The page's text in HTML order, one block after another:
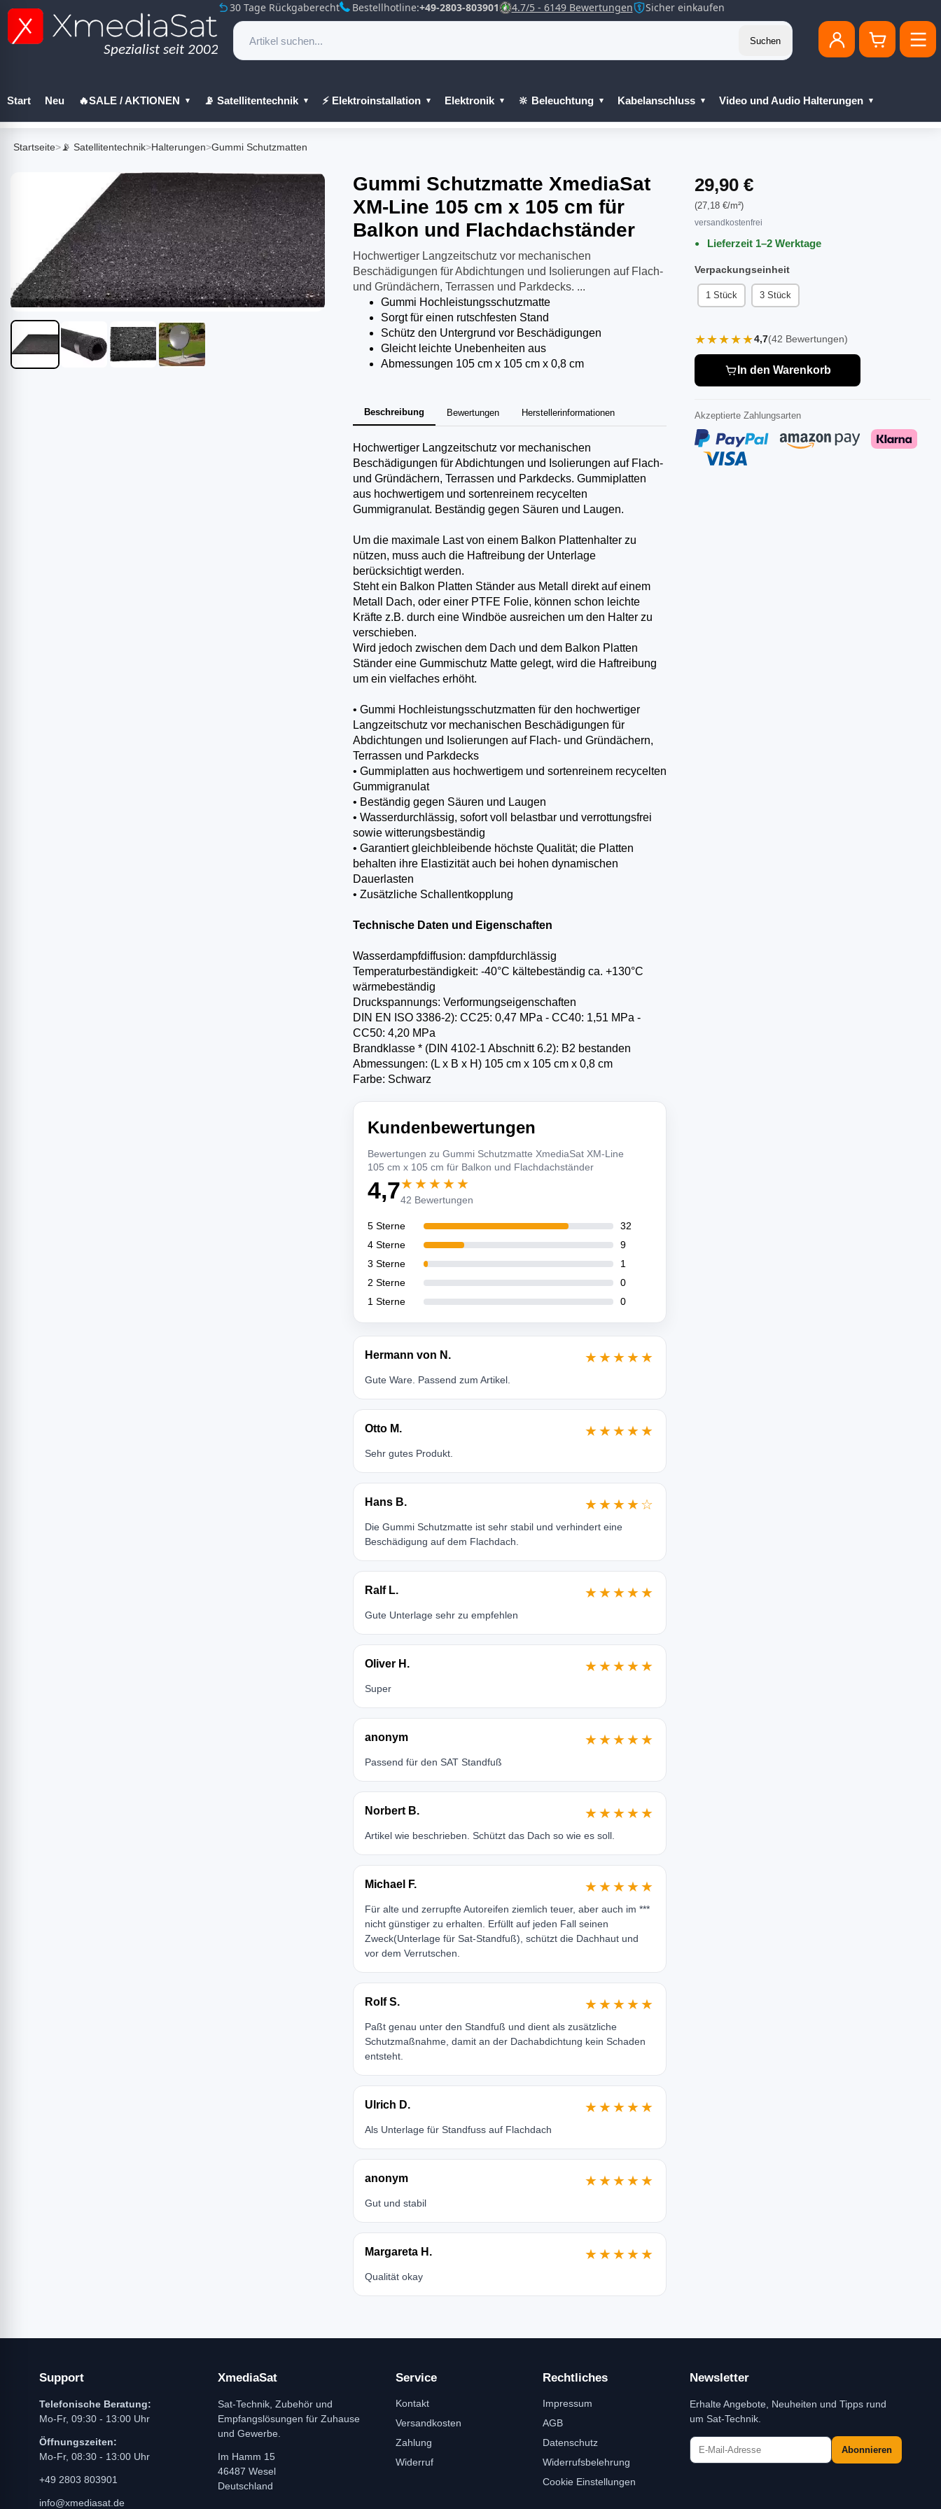
30 Tage Rückgaberecht Bestellhotline:+49-2803-803901 4.7/5 - 6149 Bewertungen Sicher einkaufen
Suchen
Start Neu 🔥SALE / AKTIONEN 📡 Satellitentechnik ⚡ Elektroinstallation Elektronik 🔆 Beleuchtung Kabelanschluss Video und Audio Halterungen
🔧 Werkzeug
Startseite>📡 Satellitentechnik>Halterungen>Gummi Schutzmatten
Gummi Schutzmatte XmediaSat
XM-Line 105 cm x 105 cm für
Balkon und Flachdachständer
Hochwertiger Langzeitschutz vor mechanischen
Beschädigungen für Abdichtungen und Isolierungen auf Flach-
und Gründächern, Terrassen und Parkdecks. ...
Gummi Hochleistungsschutzmatte
Sorgt für einen rutschfesten Stand
Schütz den Untergrund vor Beschädigungen
Gleicht leichte Unebenheiten aus
Abmessungen 105 cm x 105 cm x 0,8 cm
Beschreibung Bewertungen Herstellerinformationen
Hochwertiger Langzeitschutz vor mechanischen
Beschädigungen für Abdichtungen und Isolierungen auf Flach-
und Gründächern, Terrassen und Parkdecks. Gummiplatten
aus hochwertigem und sortenreinem recycelten
Gummigranulat. Beständig gegen Säuren und Laugen.
Um die maximale Last von einem Balkon Plattenhalter zu
nützen, muss auch die Haftreibung der Unterlage
berücksichtigt werden.
Steht ein Balkon Platten Ständer aus Metall direkt auf einem
Metall Dach, oder einer PTFE Folie, können schon leichte
Kräfte z.B. durch eine Windböe ausreichen um den Halter zu
verschieben.
Wird jedoch zwischen dem Dach und dem Balkon Platten
Ständer eine Gummischutz Matte gelegt, wird die Haftreibung
um ein vielfaches erhöht.
• Gummi Hochleistungsschutzmatten für den hochwertiger
Langzeitschutz vor mechanischen Beschädigungen für
Abdichtungen und Isolierungen auf Flach- und Gründächern,
Terrassen und Parkdecks
• Gummiplatten aus hochwertigem und sortenreinem recycelten
Gummigranulat
• Beständig gegen Säuren und Laugen
• Wasserdurchlässig, sofort voll belastbar und verrottungsfrei
sowie witterungsbeständig
• Garantiert gleichbleibende höchste Qualität; die Platten
behalten ihre Elastizität auch bei hohen dynamischen
Dauerlasten
• Zusätzliche Schallentkopplung
Technische Daten und Eigenschaften
Wasserdampfdiffusion: dampfdurchlässig
Temperaturbeständigkeit: -40°C kältebeständig ca. +130°C
wärmebeständig
Druckspannungs: Verformungseigenschaften
DIN EN ISO 3386-2): CC25: 0,47 MPa - CC40: 1,51 MPa -
CC50: 4,20 MPa
Brandklasse * (DIN 4102-1 Abschnitt 6.2): B2 bestanden
Abmessungen: (L x B x H) 105 cm x 105 cm x 0,8 cm
Farbe: Schwarz
Kundenbewertungen
Bewertungen zu Gummi Schutzmatte XmediaSat XM-Line
105 cm x 105 cm für Balkon und Flachdachständer
4,7★★★★★
42 Bewertungen
5 Sterne
32
4 Sterne
9
3 Sterne
1
2 Sterne
0
1 Sterne
0
Hermann von N. ★★★★★
Gute Ware. Passend zum Artikel.
Otto M. ★★★★★
Sehr gutes Produkt.
Hans B. ★★★★☆
Die Gummi Schutzmatte ist sehr stabil und verhindert eine
Beschädigung auf dem Flachdach.
Ralf L. ★★★★★
Gute Unterlage sehr zu empfehlen
Oliver H. ★★★★★
Super
anonym ★★★★★
Passend für den SAT Standfuß
Norbert B. ★★★★★
Artikel wie beschrieben. Schützt das Dach so wie es soll.
Michael F. ★★★★★
Für alte und zerrupfte Autoreifen ziemlich teuer, aber auch im ***
nicht günstiger zu erhalten. Erfüllt auf jeden Fall seinen
Zweck(Unterlage für Sat-Standfuß), schützt die Dachhaut und
vor dem Verrutschen.
Rolf S. ★★★★★
Paßt genau unter den Standfuß und dient als zusätzliche
Schutzmaßnahme, damit an der Dachabdichtung kein Schaden
entsteht.
Ulrich D. ★★★★★
Als Unterlage für Standfuss auf Flachdach
anonym ★★★★★
Gut und stabil
Margareta H. ★★★★★
Qualität okay
29,90 €
(27,18 €/m²)
versandkostenfrei
Lieferzeit 1–2 Werktage
Verpackungseinheit
1 Stück 3 Stück
★★★★★4,7(42 Bewertungen)
In den Warenkorb
Akzeptierte Zahlungsarten
Support
Telefonische Beratung:
Mo-Fr, 09:30 - 13:00 Uhr
Öffnungszeiten:
Mo-Fr, 08:30 - 13:00 Uhr
+49 2803 803901
info@xmediasat.de
XmediaSat
Sat-Technik, Zubehör und
Empfangslösungen für Zuhause
und Gewerbe.
Im Hamm 15
46487 Wesel
Deutschland
Service
Kontakt
Versandkosten
Zahlung
Widerruf
Rechtliches
Impressum
AGB
Datenschutz
Widerrufsbelehrung
Cookie Einstellungen
Newsletter
Erhalte Angebote, Neuheiten und Tipps rund
um Sat-Technik.
Abonnieren